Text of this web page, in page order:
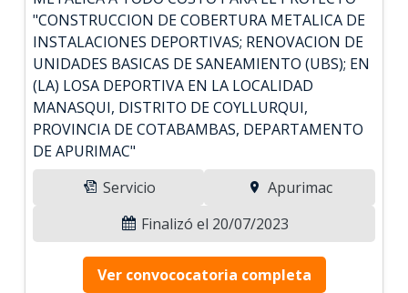
"CONSTRUCCION DE COBERTURA METALICA DE
INSTALACIONES DEPORTIVAS; RENOVACION DE
UNIDADES BASICAS DE SANEAMIENTO (UBS); EN
(LA) LOSA DEPORTIVA EN LA LOCALIDAD
MANASQUI, DISTRITO DE COYLLURQUI,
PROVINCIA DE COTABAMBAS, DEPARTAMENTO
DE APURIMAC"
Servicio
Apurimac
Finalizó el 20/07/2023
Ver convococatoria completa